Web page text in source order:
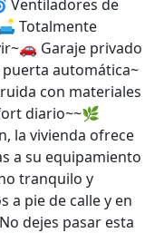
Ventiladores de
Totalmente
Garaje privado
puerta automática~
con materiales
diario~~🌿
la vivienda ofrece
a su equipamiento
tranquilo y
a pie de calle y en
dejes pasar esta